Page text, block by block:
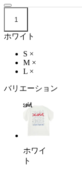
1
ホワイト
S ×
M ×
L ×
バリエーション
ホワイ
ト